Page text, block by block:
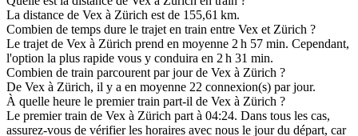
La distance de Vex à Zürich est de 155,61 km.
Combien de temps dure le trajet en train entre Vex et Zürich ?
Le trajet de Vex à Zürich prend en moyenne 2 h 57 min. Cependant,
l'option la plus rapide vous y conduira en 2 h 31 min.
Combien de train parcourent par jour de Vex à Zürich ?
De Vex à Zürich, il y a en moyenne 22 connexion(s) par jour.
À quelle heure le premier train part-il de Vex à Zürich ?
Le premier train de Vex à Zürich part à 04:24. Dans tous les cas,
assurez-vous de vérifier les horaires avec nous le jour du départ, car